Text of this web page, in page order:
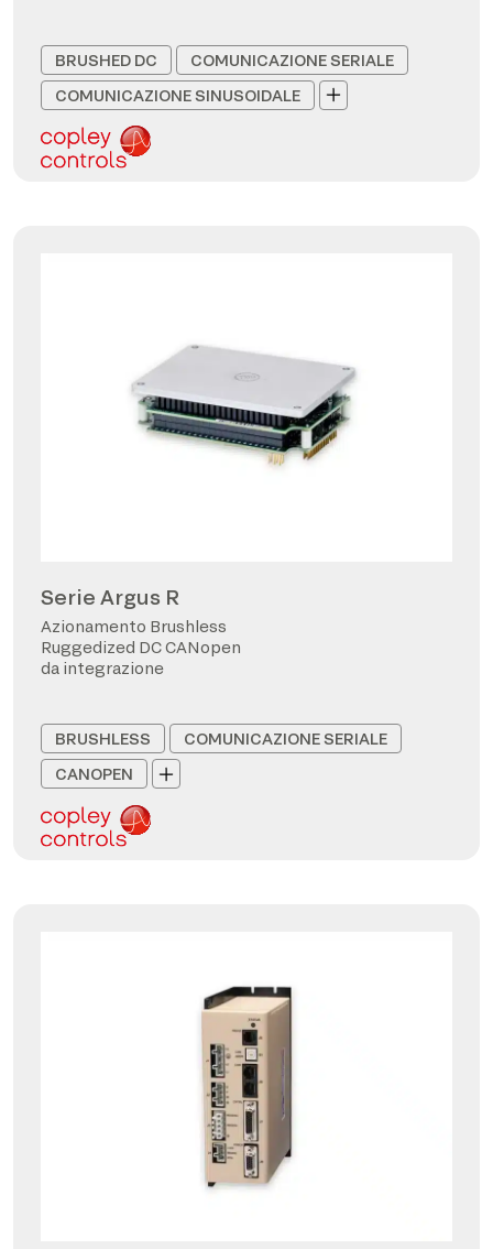
BRUSHED DC
COMUNICAZIONE SERIALE
COMUNICAZIONE SINUSOIDALE
Serie Argus R
Azionamento Brushless
Ruggedized DC CANopen
da integrazione
BRUSHLESS
COMUNICAZIONE SERIALE
CANOPEN